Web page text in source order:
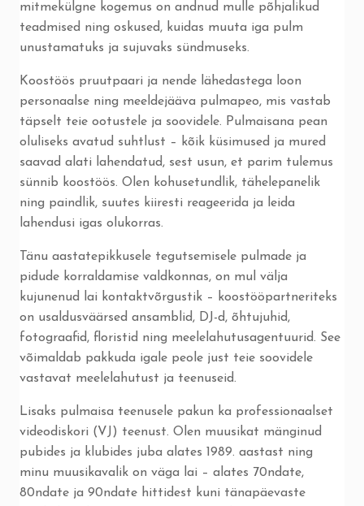
mitmekülgne kogemus on andnud mulle põhjalikud
teadmised ning oskused, kuidas muuta iga pulm
unustamatuks ja sujuvaks sündmuseks.
Koostöös pruutpaari ja nende lähedastega loon
personaalse ning meeldejääva pulmapeo, mis vastab
täpselt teie ootustele ja soovidele. Pulmaisana pean
oluliseks avatud suhtlust – kõik küsimused ja mured
saavad alati lahendatud, sest usun, et parim tulemus
sünnib koostöös. Olen kohusetundlik, tähelepanelik
ning paindlik, suutes kiiresti reageerida ja leida
lahendusi igas olukorras.
Tänu aastatepikkusele tegutsemisele pulmade ja
pidude korraldamise valdkonnas, on mul välja
kujunenud lai kontaktvõrgustik – koostööpartneriteks
on usaldusväärsed ansamblid, DJ-d, õhtujuhid,
fotograafid, floristid ning meelelahutusagentuurid. See
võimaldab pakkuda igale peole just teie soovidele
vastavat meelelahutust ja teenuseid.
Lisaks pulmaisa teenusele pakun ka professionaalset
videodiskori (VJ) teenust. Olen muusikat mänginud
pubides ja klubides juba alates 1989. aastast ning
minu muusikavalik on väga lai – alates 70ndate,
80ndate ja 90ndate hittidest kuni tänapäevaste